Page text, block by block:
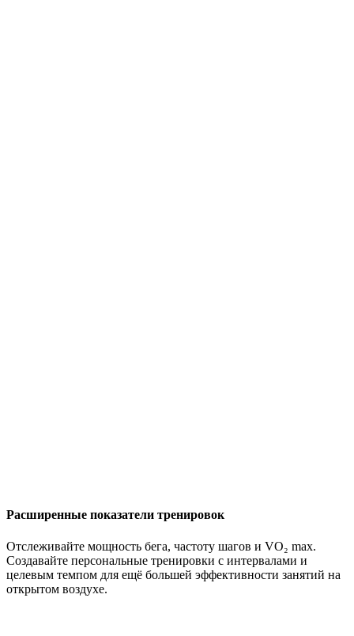
Расширенные показатели тренировок
Отслеживайте мощность бега, частоту шагов и VO₂ max.
Создавайте персональные тренировки с интервалами и
целевым темпом для ещё большей эффективности занятий на
открытом воздухе.